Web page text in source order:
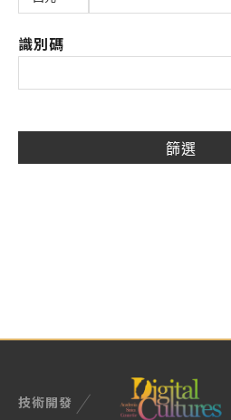
識別碼
技術開發